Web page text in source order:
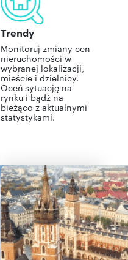
Trendy
Monitoruj zmiany cen
nieruchomości w
wybranej lokalizacji,
mieście i dzielnicy.
Oceń sytuację na
rynku i bądź na
bieżąco z aktualnymi
statystykami.